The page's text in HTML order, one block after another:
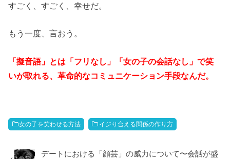
すごく、すごく、幸せだ。
もう一度、言おう。
「擬音語」とは「フリなし」「女の子の会話なし」で笑
いが取れる、革命的なコミュニケーション手段なんだ。
女の子を笑わせる方法 イジり合える関係の作り方
デートにおける「顔芸」の威力について〜会話が盛